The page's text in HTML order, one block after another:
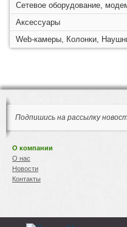
Сетевое оборудование,
Аксессуары
Web-камеры, Колонки,
Подпишись на рассылку
О компании
О нас
Новости
Контакты